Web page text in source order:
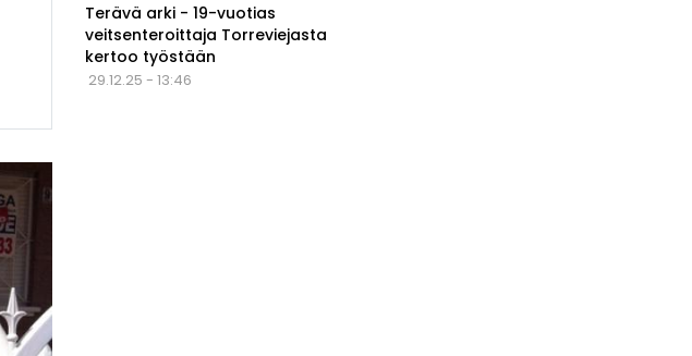
Terävä arki - 19-vuotias
veitsenteroittaja Torreviejasta
kertoo työstään
29.12.25 - 13:46